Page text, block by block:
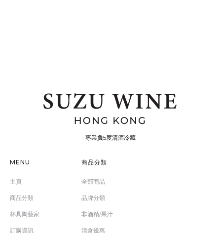
專業負5度清酒冷藏
MENU
主頁
商品分類
杯具陶藝家
訂購資訊
商品分類
全部商品
品牌分類
非酒精/果汁
清倉優惠